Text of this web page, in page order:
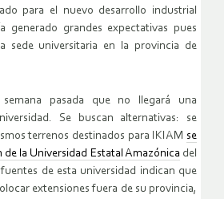
para el nuevo desarrollo industrial
generado grandes expectativas pues
sede universitaria en la provincia de
pasada que no llegará una
Se buscan alternativas: se
terrenos destinados para IKIAM se
de la Universidad Estatal Amazónicadel
de esta universidad indican que
extensiones fuera de su provincia,